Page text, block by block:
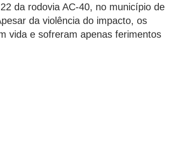
da rodovia AC-40, no município de
da violência do impacto, os
vida e sofreram apenas ferimentos